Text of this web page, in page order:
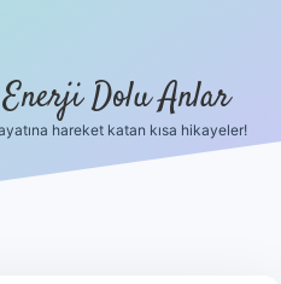
Enerji Dolu Anlar
hareket katan kısa hikayeler!